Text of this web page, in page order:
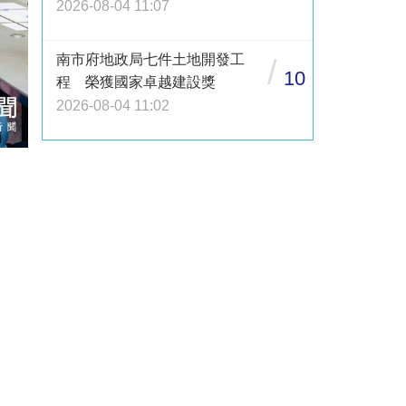
2026-08-04 11:07
南市府地政局七件土地開發工
程 榮獲國家卓越建設獎
2026-08-04 11:02
/ 10